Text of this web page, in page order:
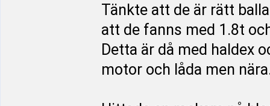
Tänkte att de är rätt
att de fanns med 1.8t
Detta är då med haldex
motor och låda men